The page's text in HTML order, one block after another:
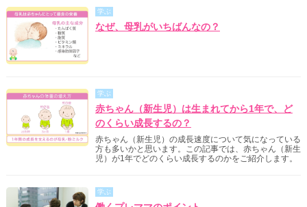
学ぶ
なぜ、母乳がいちばんなの？
学ぶ
赤ちゃん（新生児）は生まれてから1年で、ど
のくらい成長するの？
赤ちゃん（新生児）の成長速度について気になっている
方も多いかと思います。この記事では、赤ちゃん（新生
児）が1年でどのくらい成長するのかをご紹介します。
学ぶ